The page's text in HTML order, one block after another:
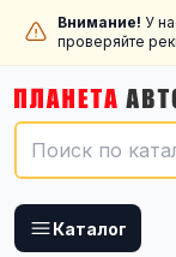
Внимание! У
проверяйте
Каталог